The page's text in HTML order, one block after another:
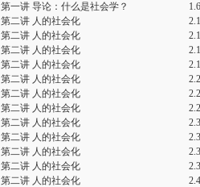
第一讲 导论：什么是社会学？
第二讲 人的社会化
第二讲 人的社会化
第二讲 人的社会化
第二讲 人的社会化
第二讲 人的社会化
第二讲 人的社会化
第二讲 人的社会化
第二讲 人的社会化
第二讲 人的社会化
第二讲 人的社会化
第二讲 人的社会化
第二讲 人的社会化